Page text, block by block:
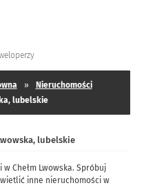
»
Nieruchomości
lubelskie
lubelskie
Chełm Lwowska. Spróbuj
inne nieruchomości w